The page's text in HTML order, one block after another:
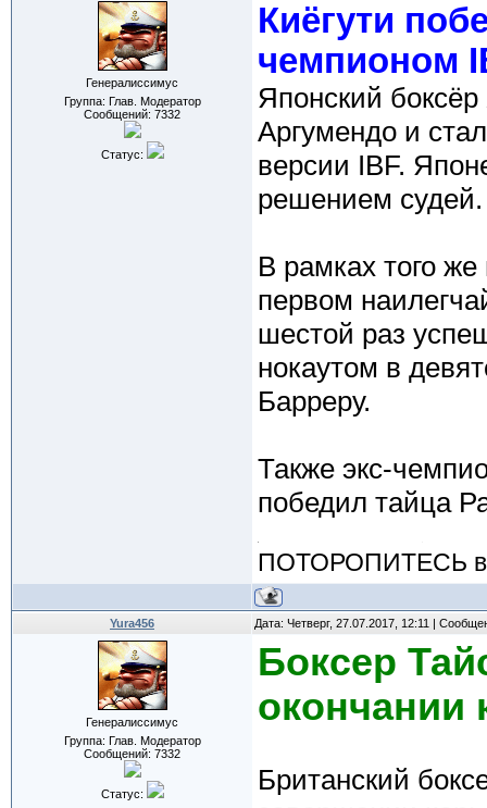
Генералиссимус
Группа: Глав. Модератор
Сообщений: 7332
Статус:
Киёгути
чемпионом
Японский
Аргумендо и
версии IBF.
решением судей.
В рамках того
первом
шестой раз
нокаутом в
Барреру.
Также экс-
победил тайца
ПОТОРОПИТЕСЬ
Yura456 Дата: Четверг, 27.07.2017, 12:11 |
Генералиссимус
Группа: Глав. Модератор
Сообщений: 7332
Статус:
Боксер
окончании
Британский